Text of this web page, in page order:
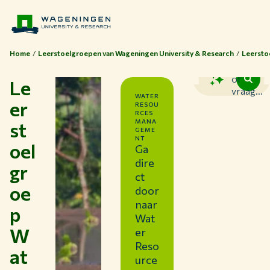
Thema's
Studeren bij WUR
Samenwerken met WUR
Over WUR
NIEUWS & ACHTERGRONDEN
WERKEN BIJ WUR
HUIDIGE STUDENTEN
Home Leerstoelgroepen van Wageningen University & Research
Le
er
st
oel
gr
oe
p
W
at
Ga
dire
ct
door
naar
Wat
er
Reso
urce
WATER
RESOU
RCES
MANA
GEME
NT
of
vraag...